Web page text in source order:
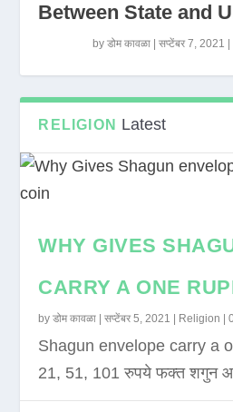
Between State and
byडोम कावळा |सप्टेंबर 7, 2021
RELIGION Latest
WHY GIVES
CARRY A ONE
byडोम कावळा |सप्टेंबर 5, 2021 Religion |
Shagun envelope carry a
21, 51, 101 रुपये फक्त शगुन